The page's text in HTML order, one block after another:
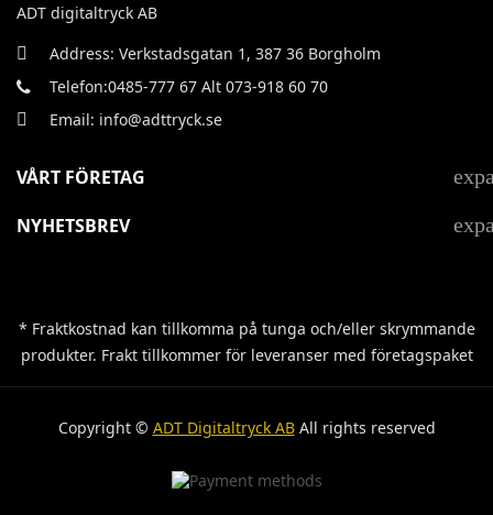
ADT digitaltryck AB
Address: Verkstadsgatan 1, 387 36 Borgholm
Telefon:0485-777 67 Alt 073-918 60 70
Email: info@adttryck.se
VÅRT FÖRETAG
NYHETSBREV
* Fraktkostnad kan tillkomma på tunga och/eller skrymmande
produkter. Frakt tillkommer för leveranser med företagspaket
Copyright © ADT Digitaltryck ABAll rights reserved